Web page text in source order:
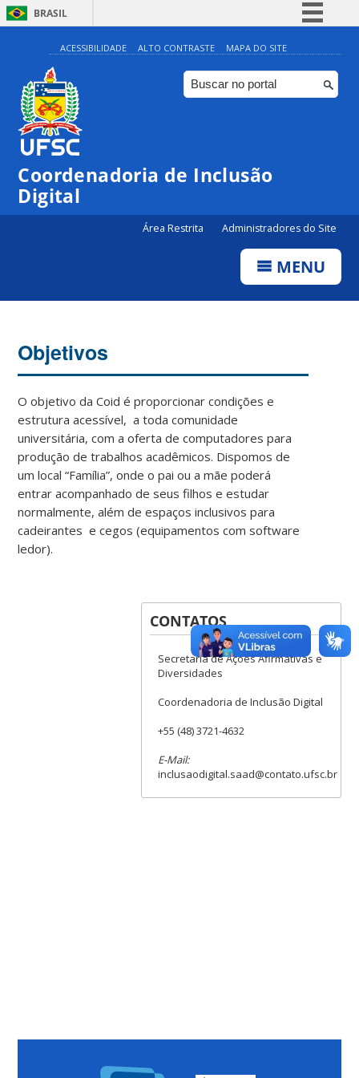
BRASIL
Simplifique!
Comunica BR
Participe
Canais
ACESSIBILIDADE ALTO CONTRASTE MAPA DO SITE
Coordenadoria de Inclusão
Digital
Área Restrita Administradores do Site
MENU
Objetivos
O objetivo da Coid é proporcionar condições e
estrutura acessível, a toda comunidade
universitária, com a oferta de computadores para
produção de trabalhos acadêmicos. Dispomos de
um local “Família”, onde o pai ou a mãe poderá
entrar acompanhado de seus filhos e estudar
normalmente, além de espaços inclusivos para
cadeirantes e cegos (equipamentos com software
ledor).
CONTATOS
Secretaria de Ações Afirmativas e
Diversidades
Coordenadoria de Inclusão Digital
+55 (48) 3721-4632
E-Mail:
inclusaodigital.saad@contato.ufsc.br